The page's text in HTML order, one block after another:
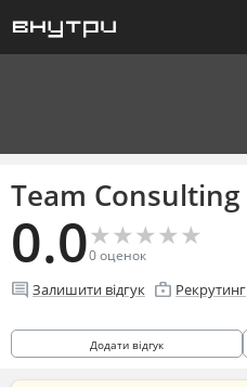
Team Consulting
0.0★
★★
★★
★★
★★
★
0оценок
comment Залишити відгук enterprise Рекрутинг
Додати відгук